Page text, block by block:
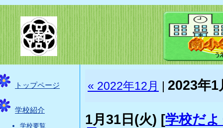
トップページ
学校紹介
学校要覧
« 2022年12月 2023年1
1月31日(火) [学校だ